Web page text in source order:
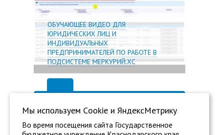
ОБУЧАЮЩЕЕ ВИДЕО ДЛЯ
ЮРИДИЧЕСКИХ ЛИЦ И
ИНДИВИДУАЛЬНЫХ
ПРЕДПРИНИМАТЕЛЕЙ ПО РАБОТЕ В
ПОДСИСТЕМЕ МЕРКУРИЙ.ХС
Мы используем Сookie и ЯндексМетрику
Во время посещения сайта Государственное